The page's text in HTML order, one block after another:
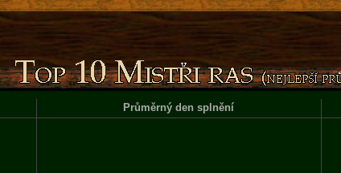
Průměrný den splnění